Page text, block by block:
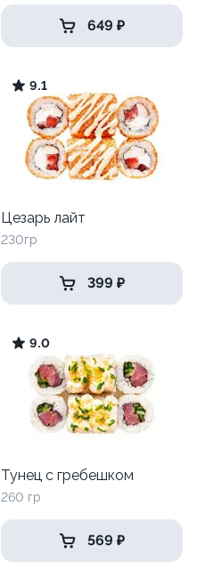
649 ₽
9.1
Цезарь лайт
230гр
399 ₽
9.0
Тунец с гребешком
260 гр
569 ₽